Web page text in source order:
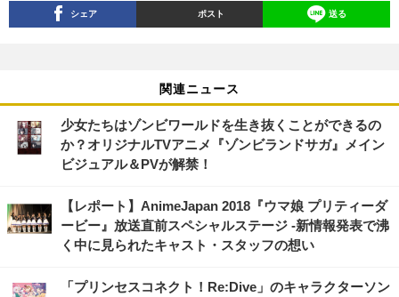
シェア ポスト 送る
関連ニュース
少女たちはゾンビワールドを生き抜くことができるの
か？オリジナルTVアニメ『ゾンビランドサガ』メイン
ビジュアル＆PVが解禁！
【レポート】AnimeJapan 2018『ウマ娘 プリティーダ
ービー』放送直前スペシャルステージ -新情報発表で沸
く中に見られたキャスト・スタッフの想い
「プリンセスコネクト！Re:Dive」のキャラクターソン